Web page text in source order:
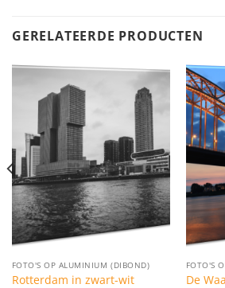
GERELATEERDE PRODUCTEN
FOTO'S OP ALUMINIUM (DIBOND)
Rotterdam in zwart-wit
FOTO'S
De